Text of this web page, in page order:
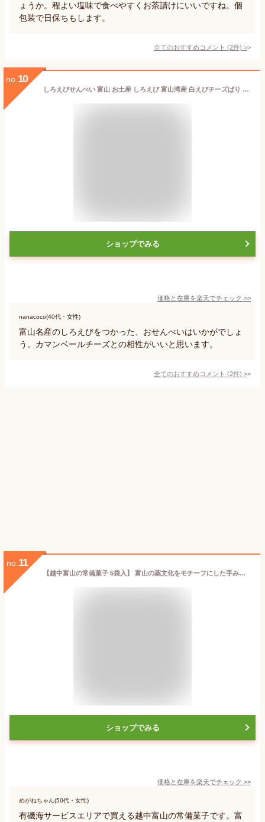
ょうか。程よい塩味で食べやすくお茶請けにいいですね。個
包装で日保ちもします。
全てのおすすめコメント (2件) >
no. 10
しろえびせんべい 富山 お土産 しろえび 富山湾産 白えびチーズぱり 16枚 白えび カマンベールチーズ チェダーチーズ 富山みやげ 白エビ 白海老 えびせんべい iTQi 2年連続受賞 あいの風
ショップでみる
価格と在庫を楽天でチェック >>
nanacoco(40代・女性)
富山名産のしろえびをつかった、おせんべいはいかがでしょ
う。カマンベールチーズとの相性がいいと思います。
全てのおすすめコメント (2件) >
no. 11
【越中富山の常備菓子 5袋入】 富山の薬文化をモチーフにした手みやげ。富山の土産にピッタリです。
ショップでみる
価格と在庫を楽天でチェック >>
めがねちゃん(50代・女性)
有磯海サービスエリアで買える越中富山の常備菓子です。富